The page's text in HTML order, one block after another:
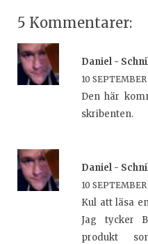
5 Kommentarer:
Daniel -
10
Den här
skribenten.
Daniel -
10
Kul att läsa
Jag tycker
produkt